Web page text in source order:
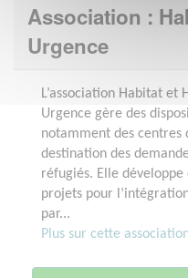
Association :
Urgence
L’association Habitat et
Urgence gère des
notamment des centres
destination des
réfugiés. Elle
projets pour
par...
Plus sur cette